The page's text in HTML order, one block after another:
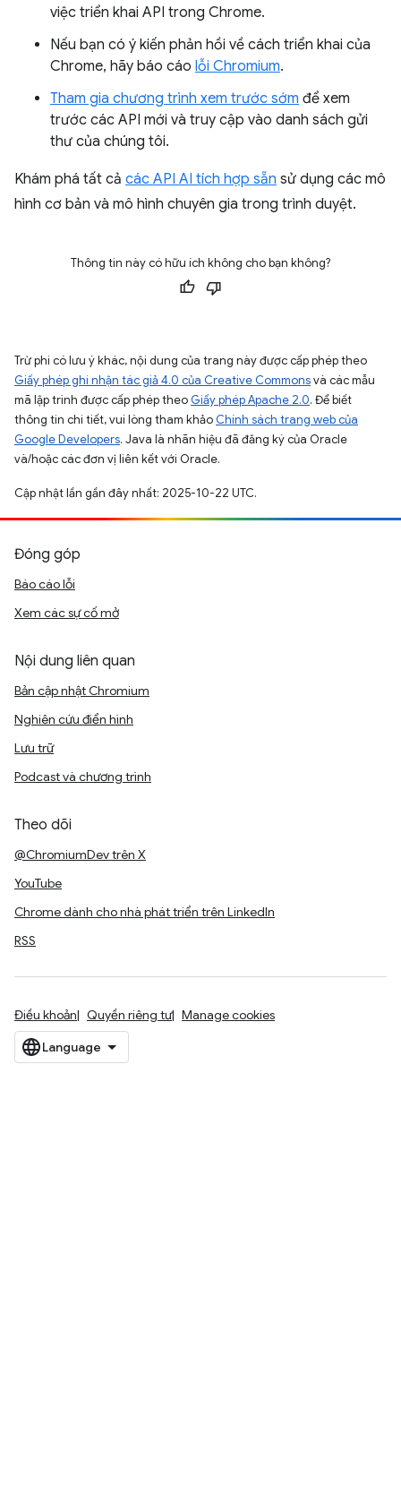
việc triển khai API trong Chrome.
Nếu bạn có ý kiến phản hồi về cách triển khai của
Chrome, hãy báo cáo lỗi Chromium.
Tham gia chương trình xem trước sớm để xem
trước các API mới và truy cập vào danh sách gửi
thư của chúng tôi.
Khám phá tất cả các API AI tích hợp sẵn sử dụng các mô
hình cơ bản và mô hình chuyên gia trong trình duyệt.
Thông tin này có hữu ích không cho bạn không?
Trừ phi có lưu ý khác, nội dung của trang này được cấp phép theo
Giấy phép ghi nhận tác giả 4.0 của Creative Commonsvà các mẫu
mã lập trình được cấp phép theo Giấy phép Apache 2.0. Để biết
thông tin chi tiết, vui lòng tham khảo Chính sách trang web của
Google Developers. Java là nhãn hiệu đã đăng ký của Oracle
và/hoặc các đơn vị liên kết với Oracle.
Cập nhật lần gần đây nhất: 2025-10-22 UTC.
Đóng góp
Báo cáo lỗi
Xem các sự cố mở
Nội dung liên quan
Bản cập nhật Chromium
Nghiên cứu điển hình
Lưu trữ
Podcast và chương trình
Theo dõi
@ChromiumDev trên X
YouTube
Chrome dành cho nhà phát triển trên LinkedIn
RSS
Điều khoản Quyền riêng tư Manage cookies